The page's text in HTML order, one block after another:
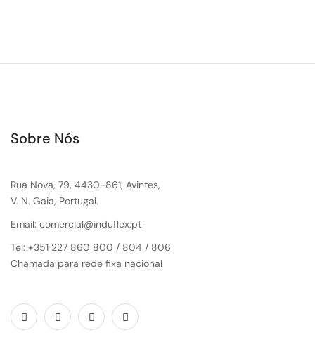
Sobre Nós
Rua Nova, 79, 4430-861, Avintes,
V. N. Gaia, Portugal.
Email: comercial@induflex.pt
Tel: +351 227 860 800 / 804 / 806
Chamada para rede fixa nacional